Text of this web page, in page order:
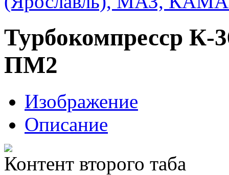
Турбокомпресср К-
ПМ2
Изображение
Описание
Контент второго таба